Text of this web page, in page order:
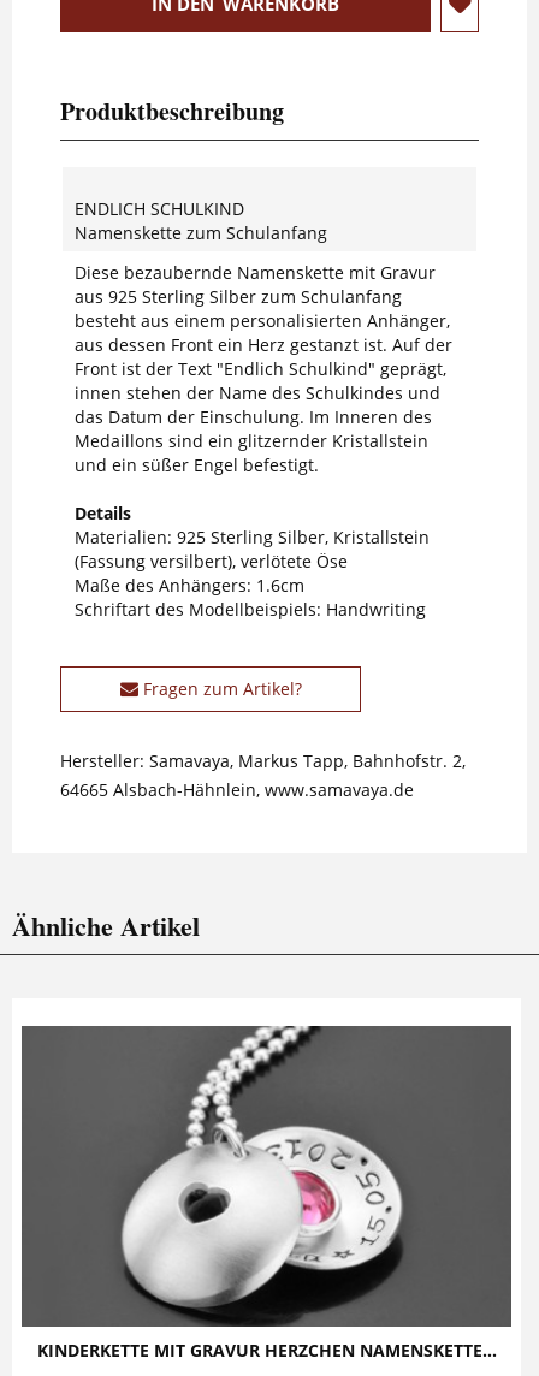
Produktbeschreibung
ENDLICH SCHULKIND
Namenskette zum Schulanfang
Diese bezaubernde Namenskette mit Gravur
aus 925 Sterling Silber zum Schulanfang
besteht aus einem personalisierten Anhänger,
aus dessen Front ein Herz gestanzt ist. Auf der
Front ist der Text "Endlich Schulkind" geprägt,
innen stehen der Name des Schulkindes und
das Datum der Einschulung. Im Inneren des
Medaillons sind ein glitzernder Kristallstein
und ein süßer Engel befestigt.
Details
Materialien: 925 Sterling Silber, Kristallstein
(Fassung versilbert), verlötete Öse
Maße des Anhängers: 1.6cm
Schriftart des Modellbeispiels: Handwriting
Fragen zum Artikel?
Hersteller: Samavaya, Markus Tapp, Bahnhofstr. 2,
64665 Alsbach-Hähnlein, www.samavaya.de
Ähnliche Artikel
KINDERKETTE MIT GRAVUR HERZCHEN NAMENSKETTE...